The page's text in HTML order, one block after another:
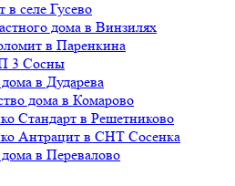
селе Гусево
дома в Винзилях
в Паренкина
3 Сосны
в Дударева
дома в Комарово
Стандарт в Решетниково
Антрацит в СНТ Сосенка
дома в Перевалово